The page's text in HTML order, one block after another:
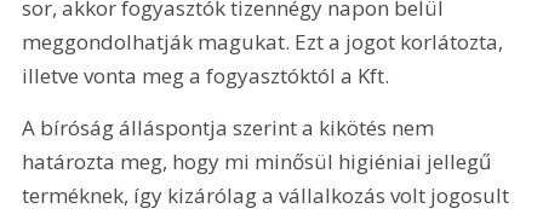
sor, akkor fogyasztók tizennégy napon belül
meggondolhatják magukat. Ezt a jogot korlátozta,
illetve vonta meg a fogyasztóktól a Kft.
A bíróság álláspontja szerint a kikötés nem
határozta meg, hogy mi minősül higiéniai jellegű
terméknek, így kizárólag a vállalkozás volt jogosult